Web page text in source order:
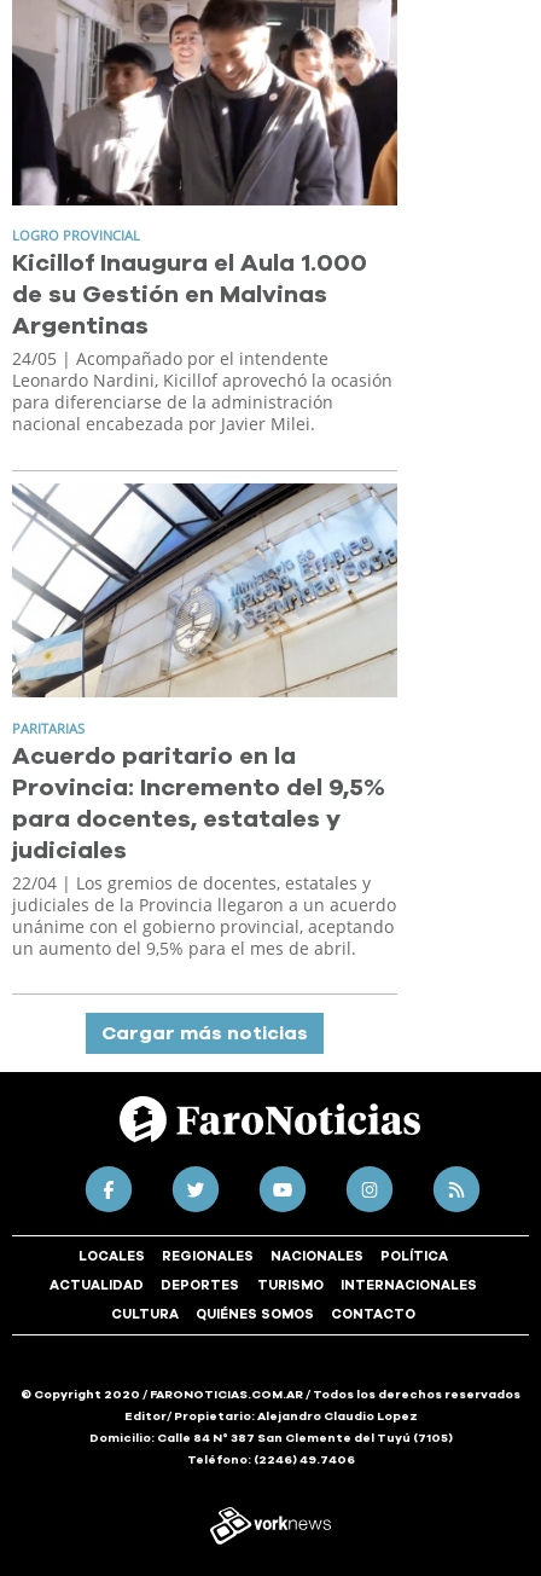
LOGRO PROVINCIAL
Kicillof Inaugura el Aula 1.000
de su Gestión en Malvinas
Argentinas
24/05 | Acompañado por el intendente
Leonardo Nardini, Kicillof aprovechó la ocasión
para diferenciarse de la administración
nacional encabezada por Javier Milei.
PARITARIAS
Acuerdo paritario en la
Provincia: Incremento del 9,5%
para docentes, estatales y
judiciales
22/04 | Los gremios de docentes, estatales y
judiciales de la Provincia llegaron a un acuerdo
unánime con el gobierno provincial, aceptando
un aumento del 9,5% para el mes de abril.
Cargar más noticias
LOCALES REGIONALES NACIONALES POLÍTICA
ACTUALIDAD DEPORTES TURISMO INTERNACIONALES
CULTURA QUIÉNES SOMOS CONTACTO
© Copyright 2020 / FARONOTICIAS.COM.AR / Todos los derechos reservados
Editor/ Propietario: Alejandro Claudio Lopez
Domicilio: Calle 84 N° 387 San Clemente del Tuyú (7105)
Teléfono: (2246) 49.7406